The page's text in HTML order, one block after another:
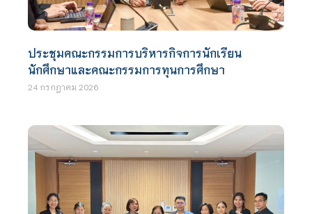
ประชุมคณะกรรมการบริหารกิจการนักเรียน
นักศึกษาและคณะกรรมการทุนการศึกษา
24 กรกฎาคม 2026